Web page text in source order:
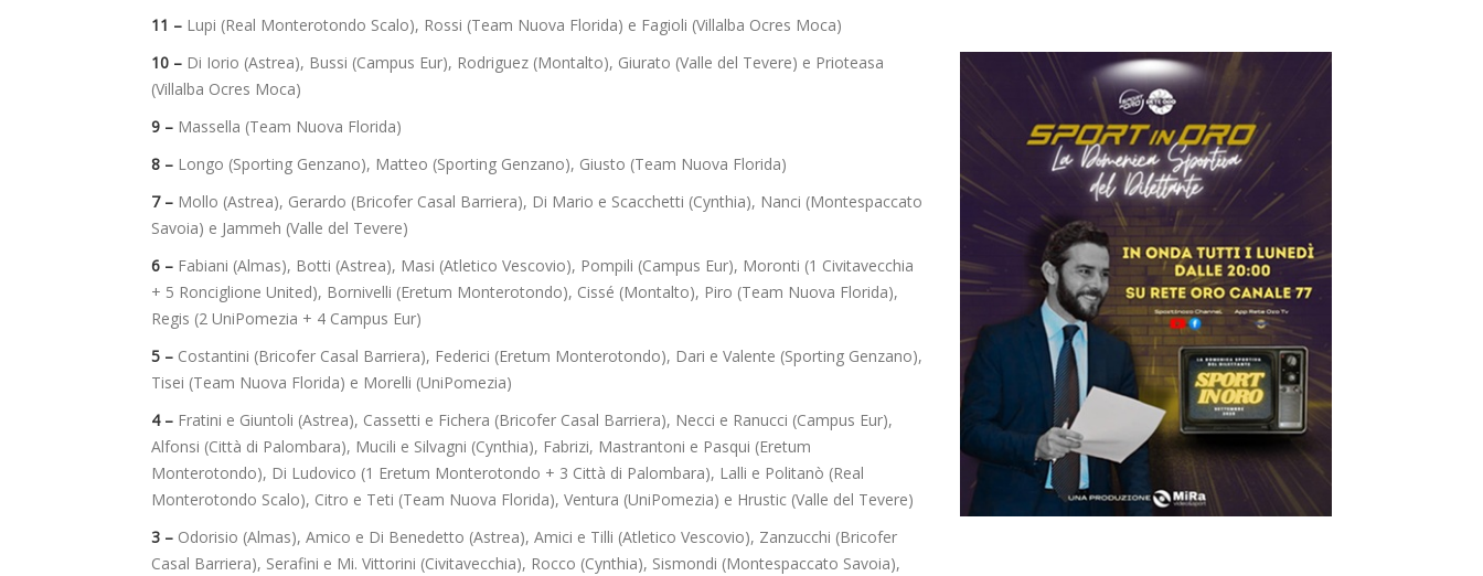
11 – Lupi (Real Monterotondo Scalo), Rossi (Team Nuova Florida) e Fagioli (Villalba Ocres Moca)
10 – Di Iorio (Astrea), Bussi (Campus Eur), Rodriguez (Montalto), Giurato (Valle del Tevere) e Prioteasa
(Villalba Ocres Moca)
9 – Massella (Team Nuova Florida)
8 – Longo (Sporting Genzano), Matteo (Sporting Genzano), Giusto (Team Nuova Florida)
7 – Mollo (Astrea), Gerardo (Bricofer Casal Barriera), Di Mario e Scacchetti (Cynthia), Nanci (Montespaccato
Savoia) e Jammeh (Valle del Tevere)
6 – Fabiani (Almas), Botti (Astrea), Masi (Atletico Vescovio), Pompili (Campus Eur), Moronti (1 Civitavecchia
+ 5 Ronciglione United), Bornivelli (Eretum Monterotondo), Cissé (Montalto), Piro (Team Nuova Florida),
Regis (2 UniPomezia + 4 Campus Eur)
5 – Costantini (Bricofer Casal Barriera), Federici (Eretum Monterotondo), Dari e Valente (Sporting Genzano),
Tisei (Team Nuova Florida) e Morelli (UniPomezia)
4 – Fratini e Giuntoli (Astrea), Cassetti e Fichera (Bricofer Casal Barriera), Necci e Ranucci (Campus Eur),
Alfonsi (Città di Palombara), Mucili e Silvagni (Cynthia), Fabrizi, Mastrantoni e Pasqui (Eretum
Monterotondo), Di Ludovico (1 Eretum Monterotondo + 3 Città di Palombara), Lalli e Politanò (Real
Monterotondo Scalo), Citro e Teti (Team Nuova Florida), Ventura (UniPomezia) e Hrustic (Valle del Tevere)
3 – Odorisio (Almas), Amico e Di Benedetto (Astrea), Amici e Tilli (Atletico Vescovio), Zanzucchi (Bricofer
Casal Barriera), Serafini e Mi. Vittorini (Civitavecchia), Rocco (Cynthia), Sismondi (Montespaccato Savoia),